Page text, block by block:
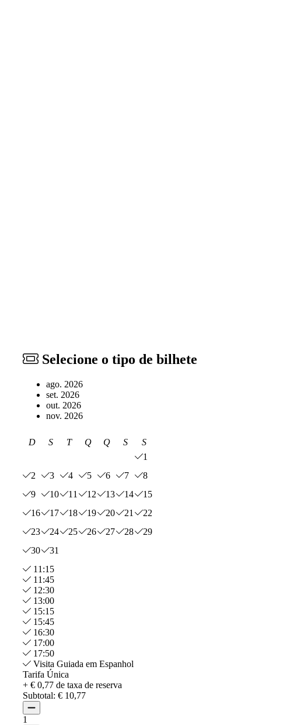
Selecione o tipo de bilhete
ago. 2026
set. 2026
out. 2026
nov. 2026
D S T Q Q S
S
1
2
3 4 5 6 7
8
9
10 11 12 13 14
15
16
17 18 19 20 21
22
23
24 25 26 27 28
29
30
31
11:15
11:45
12:30
13:00
15:15
15:45
16:30
17:00
17:50
Visita Guiada em Espanhol
Tarifa Única
+ € 0,77 de taxa de reserva
Subtotal: € 10,77
1